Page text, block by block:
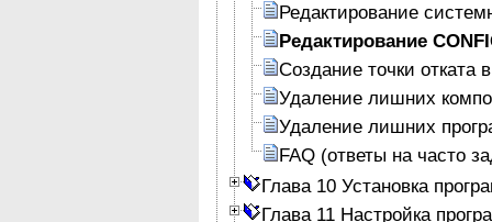
Редактирование
Редактирование
Создание точки отката
Удаление лишних
Удаление лишних
FAQ (ответы на часто
Глава 10 Установка
Глава 11 Настройка